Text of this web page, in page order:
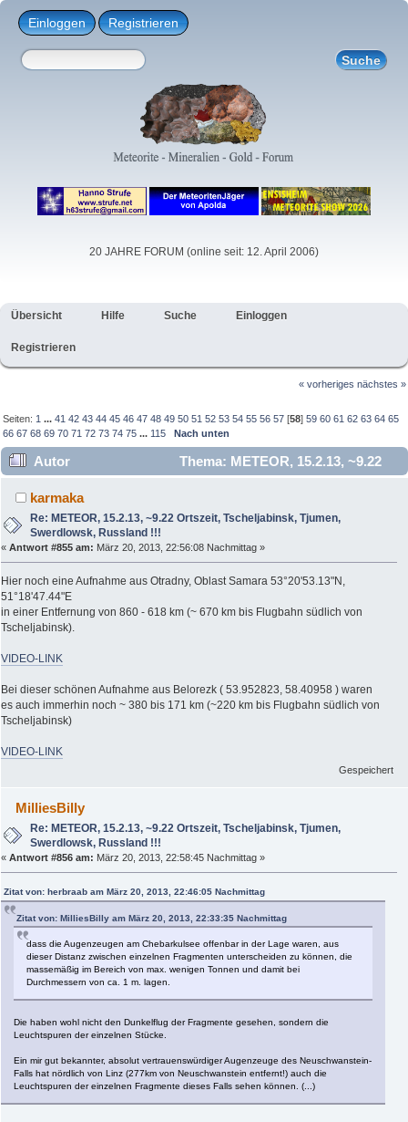
Einloggen Registrieren
20 JAHRE FORUM (online seit: 12. April 2006)
Übersicht Hilfe Suche Einloggen
Registrieren
« vorheriges nächstes »
Seiten: 1 ...41 42 43 44 45 46 47 48 49 50 51 52 53 54 55 56 57 [58]59 60 61 62 63 64 65
66 67 68 69 70 71 72 73 74 75 ... 115 Nach unten
Autor
Thema: METEOR, 15.2.13, ~9.22
Ortszeit, Tscheljabinsk, Tjumen, Swerdlowsk, Russland !!!
(Gelesen 844624 mal)
karmaka
Re: METEOR, 15.2.13, ~9.22 Ortszeit, Tscheljabinsk, Tjumen,
Swerdlowsk, Russland !!!
« Antwort #855 am: März 20, 2013, 22:56:08 Nachmittag »
Hier noch eine Aufnahme aus Otradny, Oblast Samara 53°20'53.13"N,
51°18'47.44"E
in einer Entfernung von 860 - 618 km (~ 670 km bis Flugbahn südlich von
Tscheljabinsk).
VIDEO-LINK
Bei dieser schönen Aufnahme aus Belorezk ( 53.952823, 58.40958 ) waren
es auch immerhin noch ~ 380 bis 171 km (~220 km bis Flugbahn südlich von
Tscheljabinsk)
VIDEO-LINK
Gespeichert
MilliesBilly
Re: METEOR, 15.2.13, ~9.22 Ortszeit, Tscheljabinsk, Tjumen,
Swerdlowsk, Russland !!!
« Antwort #856 am: März 20, 2013, 22:58:45 Nachmittag »
Zitat von: herbraab am März 20, 2013, 22:46:05 Nachmittag
Zitat von: MilliesBilly am März 20, 2013, 22:33:35 Nachmittag
dass die Augenzeugen am Chebarkulsee offenbar in der Lage waren, aus
dieser Distanz zwischen einzelnen Fragmenten unterscheiden zu können, die
massemäßig im Bereich von max. wenigen Tonnen und damit bei
Durchmessern von ca. 1 m. lagen.
Die haben wohl nicht den Dunkelflug der Fragmente gesehen, sondern die
Leuchtspuren der einzelnen Stücke.
Ein mir gut bekannter, absolut vertrauenswürdiger Augenzeuge des Neuschwanstein-
Falls hat nördlich von Linz (277km von Neuschwanstein entfernt!) auch die
Leuchtspuren der einzelnen Fragmente dieses Falls sehen können. (...)